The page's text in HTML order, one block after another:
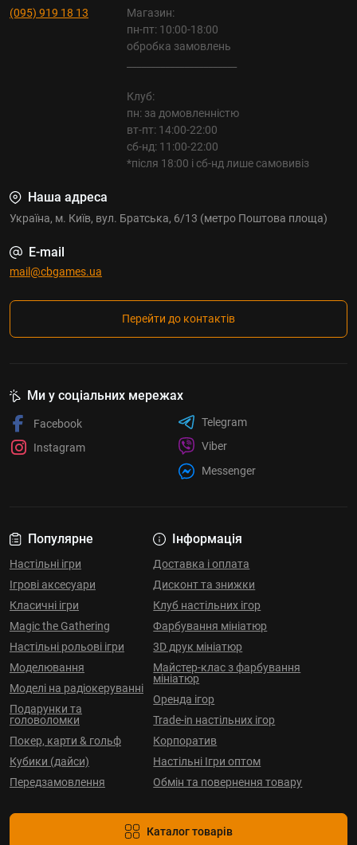
(095) 919 18 13
Магазин:
пн-пт: 10:00-18:00
обробка замовлень
Клуб:
пн: за домовленністю
вт-пт: 14:00-22:00
сб-нд: 11:00-22:00
*після 18:00 і сб-нд лише самовивіз
Наша адреса
Україна, м. Київ, вул. Братська, 6/13 (метро Поштова площа)
E-mail
mail@cbgames.ua
Перейти до контактів
Популярне
Настільні ігри
Ігрові аксесуари
Класичні ігри
Magic the Gathering
Настільні рольові ігри
Моделювання
Моделі на радіокеруванні
Подарунки та
головоломки
Покер, карти & гольф
Кубики (дайси)
Передзамовлення
Інформація
Доставка і оплата
Дисконт та знижки
Клуб настільних ігор
Фарбування мініатюр
3D друк мініатюр
Майстер-клас з фарбування
мініатюр
Оренда ігор
Trade-in настільних ігор
Корпоратив
Настільні Ігри оптом
Обмін та повернення товару
Каталог товарів
Ми у соціальних мережах
Facebook
Instagram
Telegram
Viber
Messenger